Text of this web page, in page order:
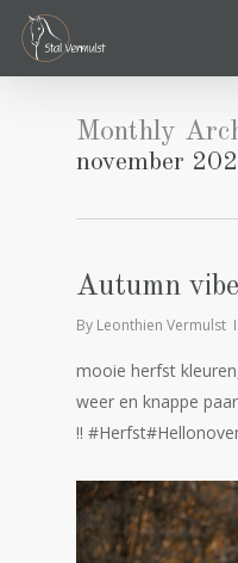
Skip
main
Monthly
november
Autumn
By Leonthien Vermulst
mooie herfst
weer en knappe
!!